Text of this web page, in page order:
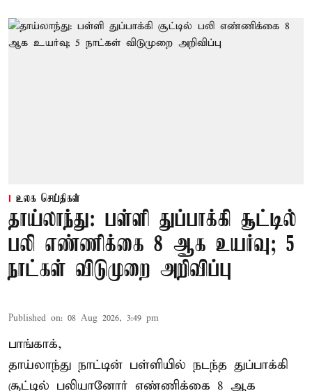
உலக செய்திகள்
தாய்லாந்து: பள்ளி துப்பாக்கி சூட்டில்
பலி எண்ணிக்கை 8 ஆக உயர்வு; 5
நாட்கள் விடுமுறை அறிவிப்பு
Published on: 08 Aug 2026, 3:49 pm
பாங்காக்,
தாய்லாந்து நாட்டின் பள்ளியில் நடந்த துப்பாக்கி
சூட்டில் பலியானோர் எண்ணிக்கை 8 ஆக